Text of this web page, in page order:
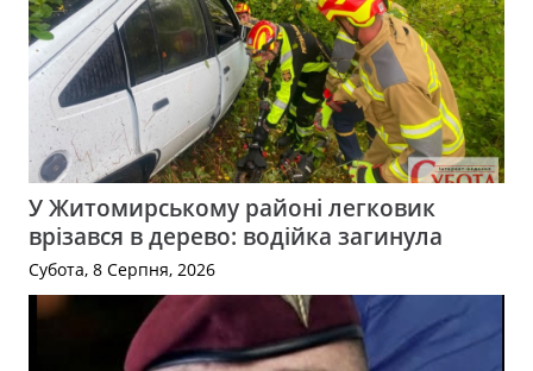
У Житомирському районі легковик
врізався в дерево: водійка загинула
Субота, 8 Серпня, 2026